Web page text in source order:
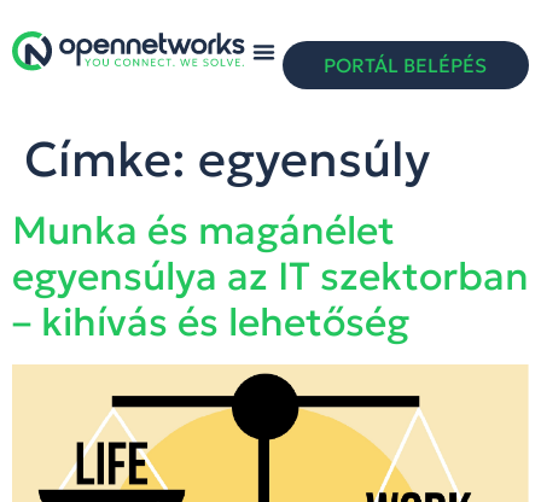
PORTÁL BELÉPÉS
Címke: egyensúly
Munka és magánélet
egyensúlya az IT szektorban
– kihívás és lehetőség